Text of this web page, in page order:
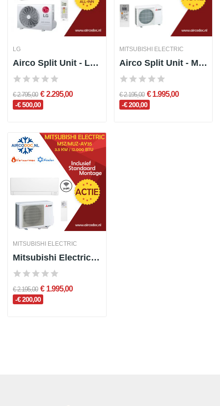
LG
Airco Split Unit - LG Prestige F12MT - vermogen 3.5 kW - incl. installatie
€ 2.795,00 € 2.295,00
-€ 500,00
MITSUBISHI ELECTRIC
Airco Split Unit - Mitsubishi Electric MUZ-HR50VF + MSZ-HR50VF - vermogen 5.0 KW - incl. installatie
€ 2.195,00 € 1.995,00
-€ 200,00
MITSUBISHI ELECTRIC
Mitsubishi Electric MSZ-AY35 + MUZ-AY35 – 3.5 kW – Split unit airco – Inclusief installatie
€ 2.195,00 € 1.995,00
-€ 200,00